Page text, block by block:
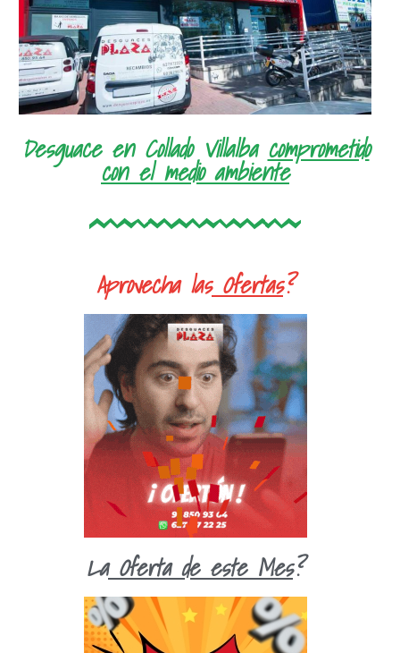
Desguace en Collado Villalba comprometido
con el medio ambiente
Aprovecha lasOfertas?
LaOferta de este Mes?